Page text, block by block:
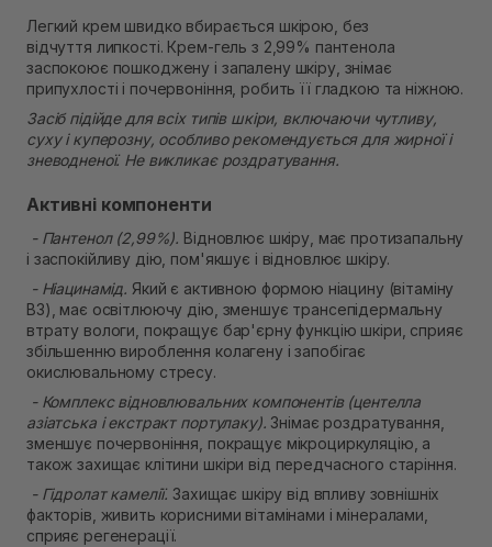
Самовивіз м. Рівне, вул. 16-го Липня, 15
В наявності
Самовивіз м. Рівне, вул. Кулика і Гудачека 23 (ТЦ
Екватор)
В наявності
Легкий крем швидко вбирається шкірою, без
відчуття липкості. Крем-гель з 2,99% пантенола
заспокоює пошкоджену і запалену шкіру, знімає
припухлості і почервоніння, робить її гладкою та ніжною.
Засіб підійде для всіх типів шкіри, включаючи чутливу,
суху і куперозну, особливо рекомендується для жирної і
зневодненої. Не викликає роздратування.
Активні компоненти
- Пантенол (2,99%). Відновлює шкіру, має протизапальну
і заспокійливу дію, пом'якшує і відновлює шкіру.
- Ніацинамід. Який є активною формою ніацину (вітаміну
В3), має освітлюючу дію, зменшує трансепідермальну
втрату вологи, покращує бар'єрну функцію шкіри, сприяє
збільшенню вироблення колагену і запобігає
окислювальному стресу.
- Комплекс відновлювальних компонентів (центелла
азіатська і екстракт портулаку). Знімає роздратування,
зменшує почервоніння, покращує мікроциркуляцію, а
також захищає клітини шкіри від передчасного старіння.
- Гідролат камелії. Захищає шкіру від впливу зовнішніх
факторів, живить корисними вітамінами і мінералами,
сприяє регенерації.